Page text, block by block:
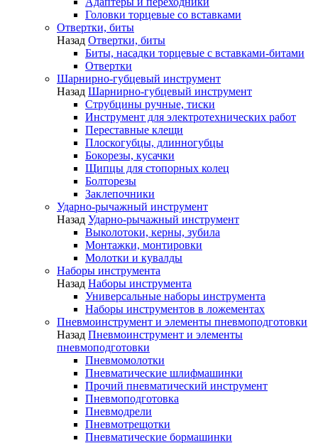
Головки торцевые со вставками
Отвертки, биты
Назад Отвертки, биты
Биты, насадки торцевые с вставками-битами
Отвертки
Шарнирно-губцевый инструмент
Назад Шарнирно-губцевый инструмент
Струбцины ручные, тиски
Инструмент для электротехнических работ
Переставные клещи
Плоскогубцы, длинногубцы
Бокорезы, кусачки
Щипцы для стопорных колец
Болторезы
Заклепочники
Ударно-рычажный инструмент
Назад Ударно-рычажный инструмент
Выколотоки, керны, зубила
Монтажки, монтировки
Молотки и кувалды
Наборы инструмента
Назад Наборы инструмента
Универсальные наборы инструмента
Наборы инструментов в ложементах
Пневмоинструмент и элементы пневмоподготовки
Назад Пневмоинструмент и элементы
пневмоподготовки
Пневмомолотки
Пневматические шлифмашинки
Прочий пневматический инструмент
Пневмоподготовка
Пневмодрели
Пневмотрещотки
Пневматические бормашинки